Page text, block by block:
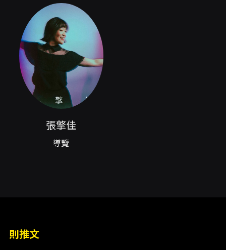
與學習面向：演員如何在舞台與後台之間轉換身
份、換裝與走位的精細安排、排練室內的創作脈
絡、舞台機械與燈光如何與表演互動，以及觀眾
席上的視覺與聲音感受如何被設計與管理。導覽
過程中，藝術家以自身案例出發，說明角色建立
的心法與方法，並示範或引導短暫的互動體驗，
讓聽眾不只是聽見故事，而是真正「感受」表演
的動力來源。對於家庭參與者，活動兼具娛樂性
與啟發性，能讓孩子們在遊戲式的情境中學習劇
場禮儀與團隊互動；對於進階觀眾與學生，則能
活動時間安排為約60分鐘，包含集合報到、講
解、帶領進入幕後區域與舞台上體驗的流程。場
地多處為非公開動線或須特別管理的區域，主辦
子。 總結來說，藝術家導覽是一種把劇場從舞台
延伸到觀眾身邊的經驗式學習：它兼具知識傳
張擎佳
導覽
則推文